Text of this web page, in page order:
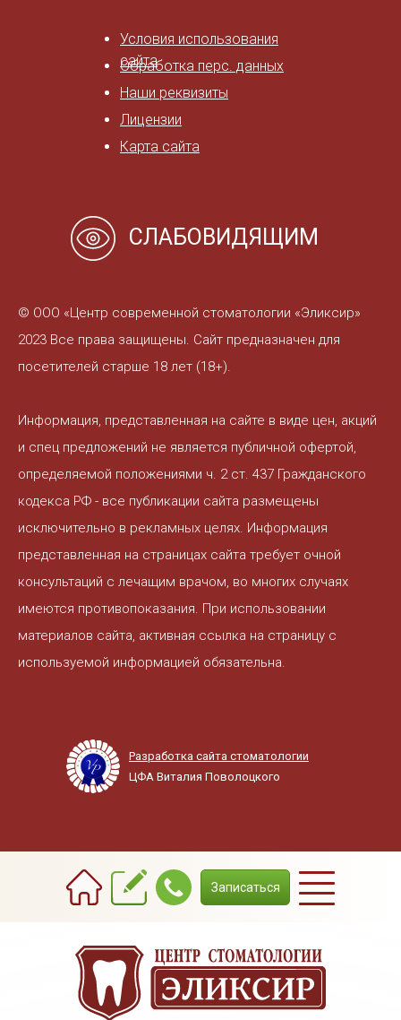
Условия использования
сайта
Обработка перс. данных
Наши реквизиты
Лицензии
Карта сайта
СЛАБОВИДЯЩИМ
© ООО «Центр современной стоматологии «Эликсир»
2023 Все права защищены. Сайт предназначен для
посетителей старше 18 лет (18+).
Информация, представленная на сайте в виде цен, акций
и спец предложений не является публичной офертой,
определяемой положениями ч. 2 ст. 437 Гражданского
кодекса РФ - все публикации сайта размещены
исключительно в рекламных целях. Информация
представленная на страницах сайта требует очной
консультаций с лечащим врачом, во многих случаях
имеются противопоказания. При использовании
материалов сайта, активная ссылка на страницу с
используемой информацией обязательна.
Разработка сайта стоматологии
ЦФА Виталия Поволоцкого
Записаться
+7(3822) 908-800